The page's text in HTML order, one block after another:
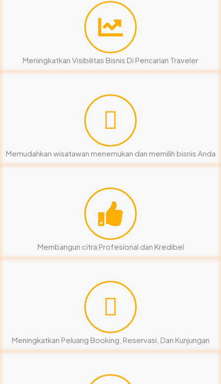
Meningkatkan Visibilitas Bisnis Di Pencarian Traveler
Memudahkan wisatawan menemukan dan memilih bisnis Anda
Membangun citra Profesional dan Kredibel
Meningkatkan Peluang Booking, Reservasi, Dan Kunjungan